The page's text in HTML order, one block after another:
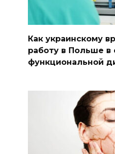
Как украинскому
работу в Польше в
функциональной